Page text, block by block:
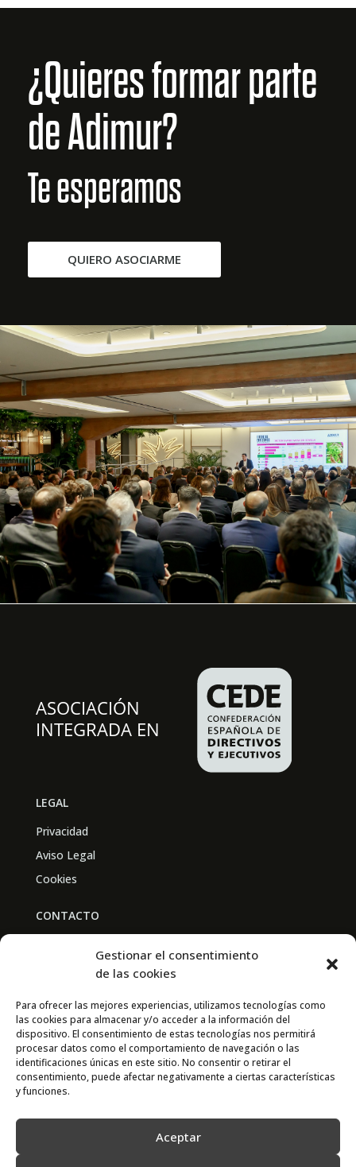
Gestionar el consentimiento
de las cookies
Para ofrecer las mejores experiencias, utilizamos tecnologías como
las cookies para almacenar y/o acceder a la información del
dispositivo. El consentimiento de estas tecnologías nos permitirá
procesar datos como el comportamiento de navegación o las
identificaciones únicas en este sitio. No consentir o retirar el
consentimiento, puede afectar negativamente a ciertas características
y funciones.
Aceptar
¿Quieres formar parte
de Adimur?
Te esperamos
QUIERO ASOCIARME
LEGAL
Privacidad
Aviso Legal
Cookies
CONTACTO
Av. Real Academia de Medicina
CONTACTO
667 841 238
info@adimur.es